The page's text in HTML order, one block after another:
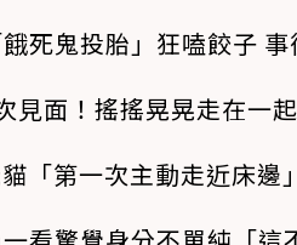
死鬼投胎」狂嗑餃子
見面！搖搖晃晃走在一
「第一次主動走近床邊